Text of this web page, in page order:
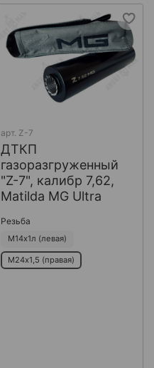
арт. Z-7
ДТКП
газоразгруженный
"Z-7", калибр 7,62,
Matilda MG Ultra
Резьба
М14х1л (левая)
М24х1,5 (правая)